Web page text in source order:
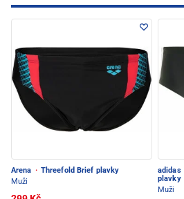
Arena · Threefold Brief plavky
Muži
adidas
plavky
Muži